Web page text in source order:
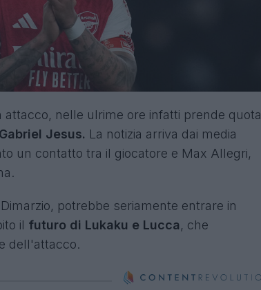
nelle ulrime ore infatti prende quota
Jesus. La notizia arriva dai media
un contatto tra il giocatore e Max Allegri,
potrebbe seriamente entrare in
il futuro di Lukaku e Lucca, che
dell'attacco.